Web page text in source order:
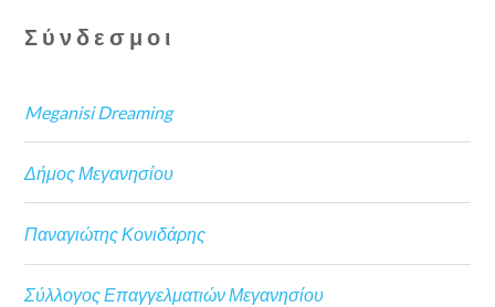
Σύνδεσμοι
Meganisi Dreaming
Δήμος Μεγανησίου
Παναγιώτης Κονιδάρης
Σύλλογος Επαγγελματιών Μεγανησίου